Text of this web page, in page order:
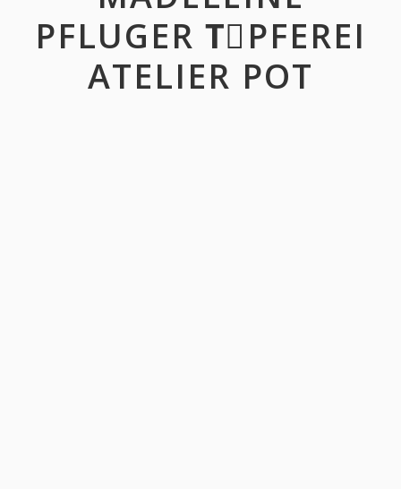
PFLUGER TِPFEREI
ATELIER POT